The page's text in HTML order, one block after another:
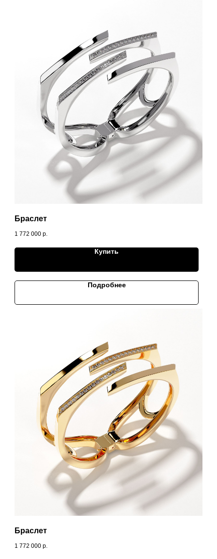
Браслет
1 772 000 р.
Купить
Подробнее
Браслет
1 772 000 р.